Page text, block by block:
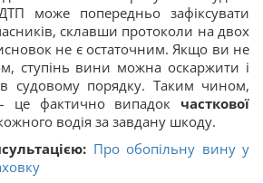
може попередньо зафіксувати
склавши протоколи на двох
не є остаточним​. Якщо ви не
ступінь вини можна оскаржити і
судовому порядку. Таким чином,
це фактично випадок часткової
водія за завдану шкоду.
Про обопільну вину у